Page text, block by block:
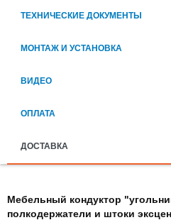
ТЕХНИЧЕСКИЕ ДОКУМЕНТЫ
МОНТАЖ И УСТАНОВКА
ВИДЕО
ОПЛАТА
ДОСТАВКА
Мебельный кондуктор
полкодержатели и штоки